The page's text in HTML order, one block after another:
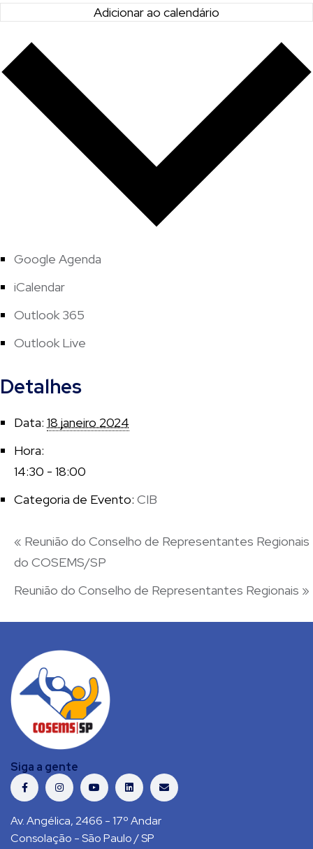
Adicionar ao calendário
Google Agenda
iCalendar
Outlook 365
Outlook Live
Detalhes
Data: 18 janeiro 2024
Hora:
14:30 - 18:00
Categoria de Evento: CIB
« Reunião do Conselho de Representantes Regionais
do COSEMS/SP
Reunião do Conselho de Representantes Regionais »
Siga a gente
Av. Angélica, 2466 - 17º Andar
Consolação - São Paulo / SP